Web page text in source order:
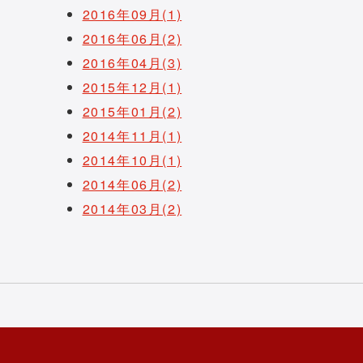
2016年09月(1)
2016年06月(2)
2016年04月(3)
2015年12月(1)
2015年01月(2)
2014年11月(1)
2014年10月(1)
2014年06月(2)
2014年03月(2)